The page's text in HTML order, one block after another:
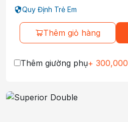
Quy Định Trẻ Em
Thêm giỏ hàng
Thêm giường phụ+ 300,000